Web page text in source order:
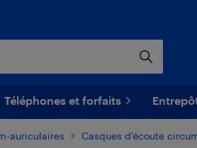
Téléphones et forfaits
auriculaires Casques d'écoute